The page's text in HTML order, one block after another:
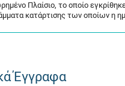
Πλαίσιο, το οποίο
κατάρτισης των οποίων η
Έγγραφα